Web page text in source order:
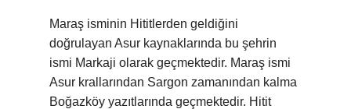
Maraş isminin Hititlerden geldiğini
doğrulayan Asur kaynaklarında bu şehrin
ismi Markaji olarak geçmektedir. Maraş ismi
Asur krallarından Sargon zamanından kalma
Boğazköy yazıtlarında geçmektedir. Hitit